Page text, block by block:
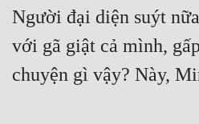
Người đại diện suýt
với gã giật cả mình,
chuyện gì vậy? Này,